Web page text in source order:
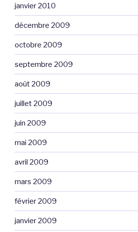
janvier 2010
décembre 2009
octobre 2009
septembre 2009
août 2009
juillet 2009
juin 2009
mai 2009
avril 2009
mars 2009
février 2009
janvier 2009